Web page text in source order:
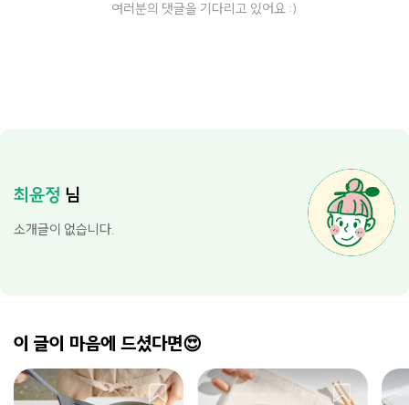
여러분의 댓글을 기다리고 있어요 :)
최윤정 님
소개글이 없습니다.
이 글이 마음에 드셨다면😍